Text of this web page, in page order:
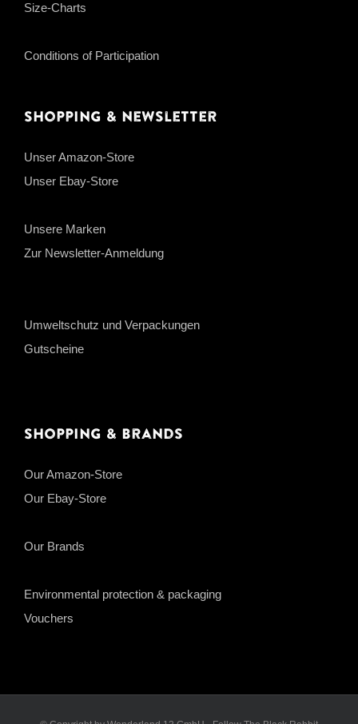
Size-Charts
Conditions of Participation
Shopping & Newsletter
Unser Amazon-Store
Unser Ebay-Store
Unsere Marken
Zur Newsletter-Anmeldung
Umweltschutz und Verpackungen
Gutscheine
Shopping & Brands
Our Amazon-Store
Our Ebay-Store
Our Brands
Environmental protection & packaging
Vouchers